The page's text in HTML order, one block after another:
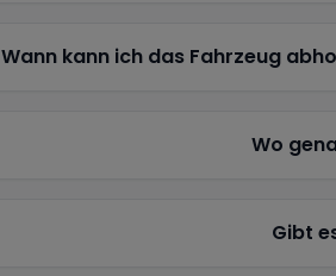
Wann kann ich das Fahrzeug
Wo
Gibt